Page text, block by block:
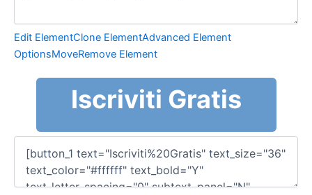
Edit ElementClone ElementAdvanced Element
OptionsMoveRemove Element
Iscriviti Gratis